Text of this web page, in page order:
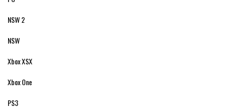
NSW 2
NSW
Xbox XSX
Xbox One
PS3